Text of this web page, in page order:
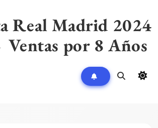
Real Madrid 2024
por 8 Años